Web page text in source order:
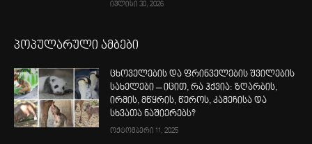
ივლისი 30, 2026
პოპულარული ამბები
ცხოველების და ფრინველების შვილების
სახელები – იცით, რა ჰქვია: ზღარბის,
ირმის, მწყრის, წეროს, კამეჩისა და
სხვათა ნაშიერებს?
ოქტომბერი 11, 2025